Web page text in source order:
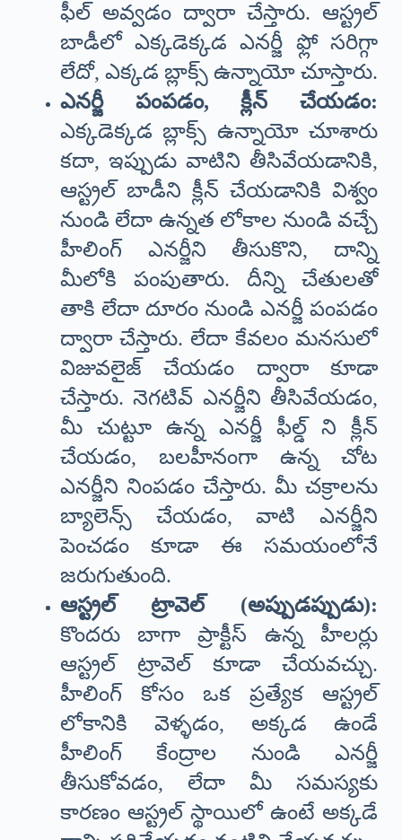
ఫీల్ అవ్వడం ద్వారా చేస్తారు. ఆస్ట్రల్
బాడీలో ఎక్కడెక్కడ ఎనర్జీ ఫ్లో సరిగ్గా
లేదో, ఎక్కడ బ్లాక్స్ ఉన్నాయో చూస్తారు.
ఎనర్జీ పంపడం, క్లీన్ చేయడం:
ఎక్కడెక్కడ బ్లాక్స్ ఉన్నాయో చూశారు
కదా, ఇప్పుడు వాటిని తీసివేయడానికి,
ఆస్ట్రల్ బాడీని క్లీన్ చేయడానికి విశ్వం
నుండి లేదా ఉన్నత లోకాల నుండి వచ్చే
హీలింగ్ ఎనర్జీని తీసుకొని, దాన్ని
మీలోకి పంపుతారు. దీన్ని చేతులతో
తాకి లేదా దూరం నుండి ఎనర్జీ పంపడం
ద్వారా చేస్తారు. లేదా కేవలం మనసులో
విజువలైజ్ చేయడం ద్వారా కూడా
చేస్తారు. నెగటివ్ ఎనర్జీని తీసివేయడం,
మీ చుట్టూ ఉన్న ఎనర్జీ ఫీల్డ్ ని క్లీన్
చేయడం, బలహీనంగా ఉన్న చోట
ఎనర్జీని నింపడం చేస్తారు. మీ చక్రాలను
బ్యాలెన్స్ చేయడం, వాటి ఎనర్జీని
పెంచడం కూడా ఈ సమయంలోనే
జరుగుతుంది.
ఆస్ట్రల్ ట్రావెల్ (అప్పుడప్పుడు):
కొందరు బాగా ప్రాక్టీస్ ఉన్న హీలర్లు
ఆస్ట్రల్ ట్రావెల్ కూడా చేయవచ్చు.
హీలింగ్ కోసం ఒక ప్రత్యేక ఆస్ట్రల్
లోకానికి వెళ్ళడం, అక్కడ ఉండే
హీలింగ్ కేంద్రాల నుండి ఎనర్జీ
తీసుకోవడం, లేదా మీ సమస్యకు
కారణం ఆస్ట్రల్ స్థాయిలో ఉంటే అక్కడే